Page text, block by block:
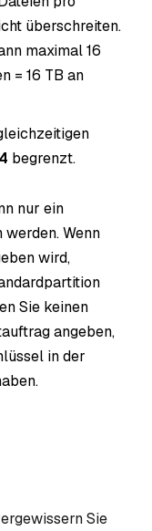
überschreiten.
maximal 16
= 16 TB an
begrenzt.
nur ein
Wenn
wird,
Sie keinen
angeben,
in der
Sie